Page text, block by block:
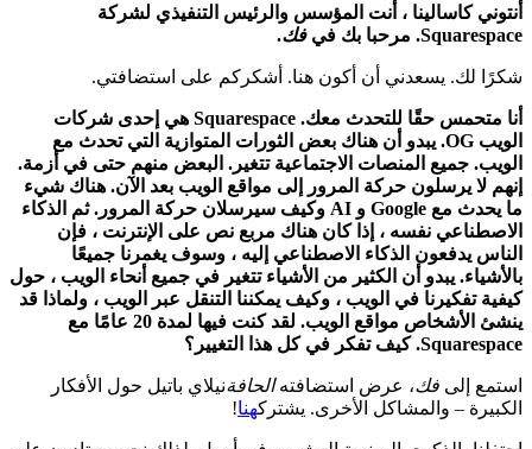
أنتوني كاسالينا ، أنت المؤسس والرئيس التنفيذي لشركة
Squarespace. مرحبا بك في
فك.
شكرًا لك. يسعدني أن أكون هنا. أشكركم على استضافتي.
أنا متحمس حقًا للتحدث معك. Squarespace هي إحدى شركات
الويب OG. يبدو أن هناك بعض الثورات المتوازية التي تحدث مع
الويب. جميع المنصات الاجتماعية تتغير. البعض منهم حتى في أزمة.
إنهم لا يرسلون حركة المرور إلى مواقع الويب بعد الآن. هناك شيء
ما يحدث مع Google و AI وكيف سيرسلان حركة المرور. ثم الذكاء
الاصطناعي نفسه ، إذا كان هناك مربع نص على الإنترنت ، فإن
الناس يدفعون الذكاء الاصطناعي إليه ، وسوف يغمرنا جميعًا
بالأشياء. يبدو أن الكثير من الأشياء تتغير في جميع أنحاء الويب ، حول
كيفية تفكيرنا في الويب ، وكيف يمكننا التنقل عبر الويب ، ولماذا قد
ينشئ الأشخاص مواقع الويب. لقد كنت فيها لمدة 20 عامًا مع
Squarespace. كيف تفكر في كل هذا التغيير؟
استمع إلى فك، عرض استضافتهالحافةنيلاي باتيل حول الأفكار
الكبيرة – والمشاكل الأخرى. يشتركهنا!